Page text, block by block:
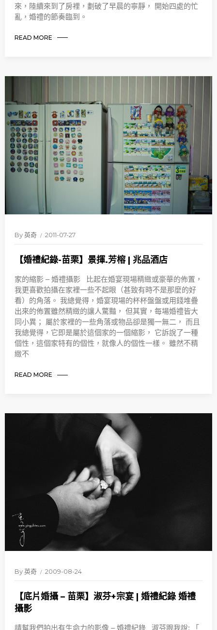
來，陸續來到了房裡，劃破了早晨的寧靜， 開始四處的忙
亂，婚禮的節奏臨到。
READ MORE
By英奇 2011-07-27
【婚禮紀錄-苗栗】景揮.芳榕 | 兆品酒店
家的縮影 – 婚禮攝影 比起在婚宴現場精緻或豪華的佈置，
我更喜歡拍攝在家裡一些不起眼（甚致有時不是那麼的好
看）的角落。 我總覺得，婚宴現場的杯杯盤盤或用錢堆疊
出來的佈置雖然精緻的讓人驚豔， 但其實，每場婚禮皆大
同小異； 屬於家裡的一些角落或物品卻是獨一無二， 而且
我總覺得，它即是屬於這個家的一個縮影， 它訴說了一種
個性，這個家特有的個性，就像人的個性一樣。 雖然不精
緻不
READ MORE
By英奇 2009-08-24
【底片婚攝 – 苗栗】淑芬+宗宴 | 婚禮紀錄 婚禮
攝影
請幫我們拍出有生命力的影像 – 婚禮紀錄 淑芬跟我說: 「